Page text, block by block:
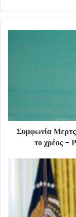
Συμφωνία
το χρέος -